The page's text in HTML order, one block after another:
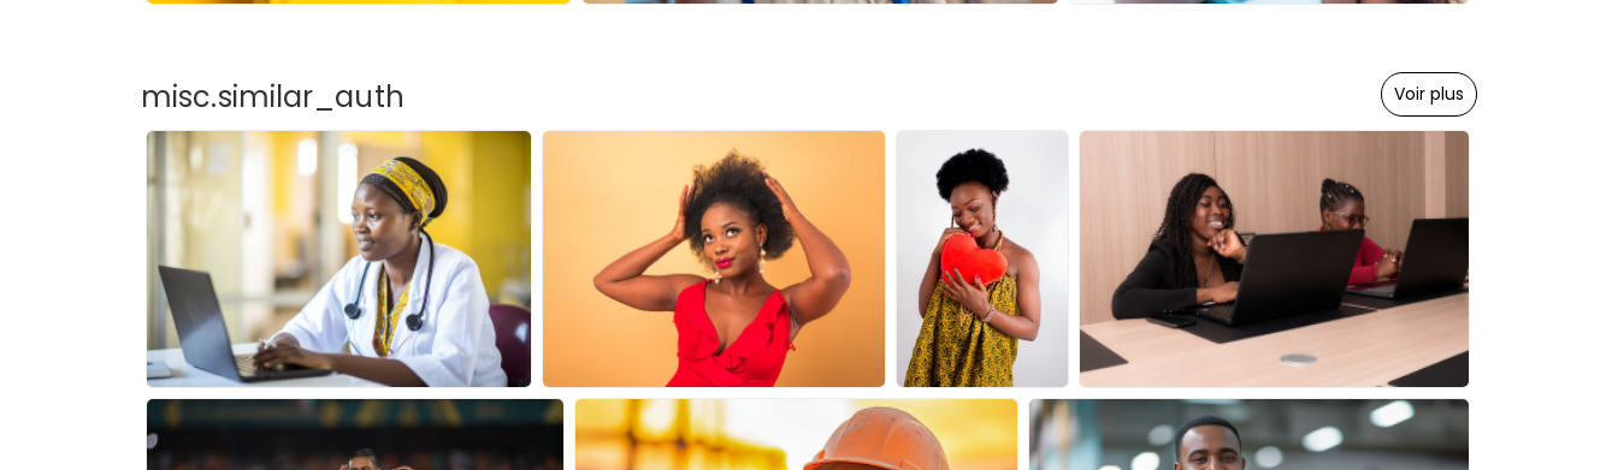
misc.similar_auth Voir plus